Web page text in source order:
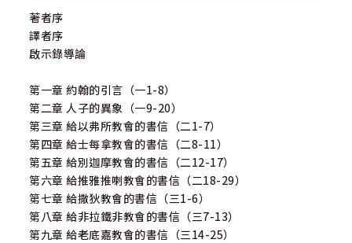
著者序
譯者序
啟示錄導論
第一章 約翰的引言（一1-8）
第二章 人子的異象（一9-20）
第三章 給以弗所教會的書信（二1-7）
第四章 給士每拿教會的書信（二8-11）
第五章 給別​​迦摩教會的書信（二12-17）
第六章 給推雅推喇教會的書信（二18-29）
第七章 給撒狄教會的書信（三1-6）
第八章 給非拉鐵非教會的書信（三7-13）
第九章 給老底嘉教會的書信（三14-25）